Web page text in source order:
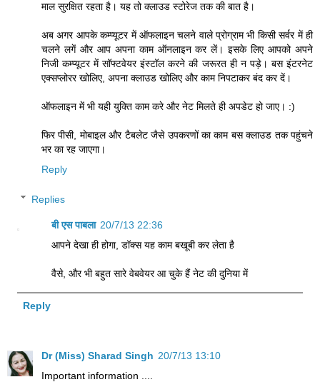
माल सुरक्षित रहता है। यह तो क्‍लाउड स्‍टोरेज तक की बात है।
अब अगर आपके कम्‍प्‍यूटर में ऑफलाइन चलने वाले प्रोग्राम भी किसी सर्वर में ही
चलने लगें और आप अपना काम ऑनलाइन कर लें। इसके लिए आपको अपने
निजी कम्‍प्‍यूटर में सॉफ्टवेयर इंस्‍टॉल करने की जरूरत ही न पड़े। बस इंटरनेट
एक्‍सप्‍लोरर खोलिए, अपना क्‍लाउड खोलिए और काम निपटाकर बंद कर दें।
ऑफलाइन में भी यही युक्ति काम करे और नेट मिलते ही अपडेट हो जाए। :)
फिर पीसी, मोबाइल और टैबलेट जैसे उपकरणों का काम बस क्‍लाउड तक पहुंचने
भर का रह जाएगा।
Reply
Replies
बी एस पाबला 20/7/13 22:36
आपने देखा ही होगा, डॉक्स यह काम बखूबी कर लेता है
वैसे, और भी बहुत सारे वेबवेयर आ चुके हैं नेट की दुनिया में
Reply
Dr (Miss) Sharad Singh 20/7/13 13:10
Important information ....